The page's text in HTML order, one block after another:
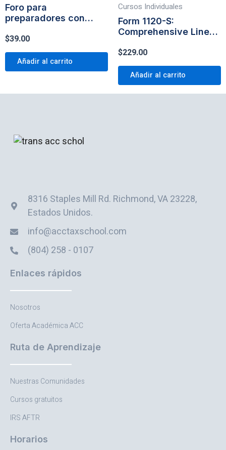
Foro para
preparadores con
$39.00
Añadir al carrito
Cursos Individuales
Form 1120-S:
Comprehensive Line-
$229.00
Añadir al carrito
8316 Staples Mill Rd. Richmond, VA 23228,
Estados Unidos.
info@acctaxschool.com
(804) 258 - 0107
Enlaces rápidos
Nosotros
Oferta Académica ACC
Ruta de Aprendizaje
Nuestras Comunidades
Cursos gratuitos
IRS AFTR
Horarios